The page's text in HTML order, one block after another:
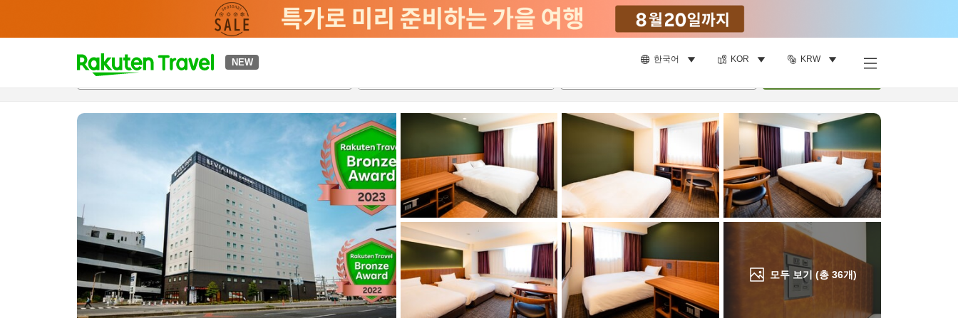
NEW 한국어 KOR KRW
t
p
a
r
모두 보기 (총 36개)
개요객실 & 숙박 상품이용 후기 하이라이트